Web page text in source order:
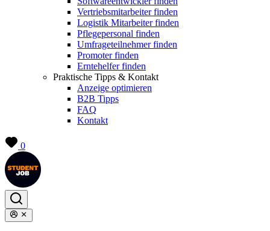
Vertriebsmitarbeiter finden
Logistik Mitarbeiter finden
Pflegepersonal finden
Umfrageteilnehmer finden
Promoter finden
Erntehelfer finden
Praktische Tipps & Kontakt
Anzeige optimieren
B2B Tipps
FAQ
Kontakt
0